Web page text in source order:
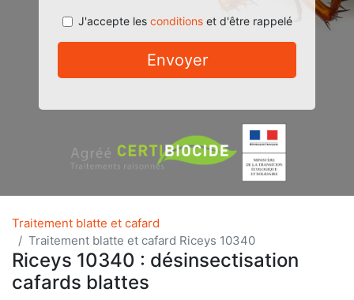
J'accepte les conditionset d'être rappelé
Envoyer
Traitement blatte et cafard
Traitement blatte et cafard Riceys 10340
Riceys 10340 : désinsectisation
cafards blattes